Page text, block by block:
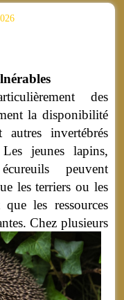
des
la disponibilité
invertébrés
jeunes lapins,
peuvent
les terriers ou les
les ressources
Chez plusieurs